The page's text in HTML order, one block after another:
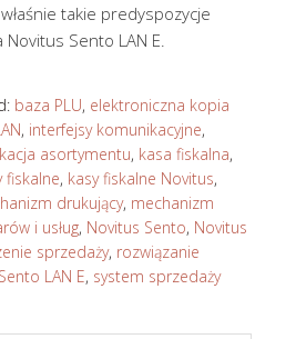
takie predyspozycje
Sento LAN E.
baza PLU, elektroniczna kopia
, interfejsy komunikacyjne,
asortymentu, kasa fiskalna,
fiskalne, kasy fiskalne Novitus,
drukujący, mechanizm
i usług, Novitus Sento, Novitus
sprzedaży, rozwiązanie
Sento LAN E, system sprzedaży